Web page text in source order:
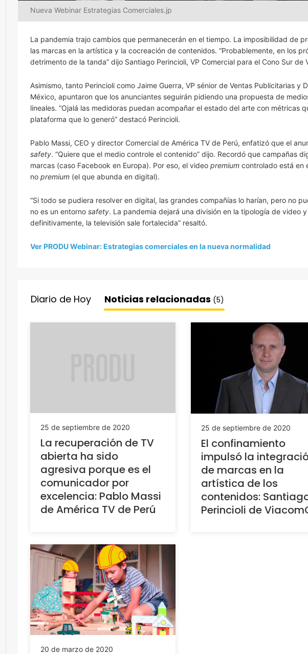
Nueva Webinar Estrategias Comerciales.jp
La pandemia trajo cambios que permanecerán en el tiempo. La imposibilidad de
las marcas en la artística y la cocreación de contenidos. “Probablemente, en los
detrimento de la tanda” dijo Santiago Perincioli, VP Comercial para el Cono Sur de
Asimismo, tanto Perincioli como Jaime Guerra, VP sénior de Ventas Publicitarias y
México, apuntaron que los anunciantes seguirán pidiendo una propuesta de
lineales. “Ojalá las medidoras puedan acompañar el estado del arte con métricas
plataforma que lo generó” destacó Perincioli.
Pablo Massi, CEO y director Comercial de América TV de Perú, enfatizó que el
safety. “Quiere que el medio controle el contenido” dijo. Recordó que campañas
marcas (caso Facebook en Europa). Por eso, el video premium controlado está en
no premium (el que abunda en digital).
“Si todo se pudiera resolver en digital, las grandes compañías lo harían, pero no
no es un entorno safety. La pandemia dejará una división en la tipología de video
definitivamente, la televisión sale fortalecida” resaltó.
Ver PRODU Webinar: Estrategias comerciales en la nueva normalidad
Diario de Hoy Noticias relacionadas (5)
25 de septiembre de 2020
La recuperación de TV
abierta ha sido
agresiva porque es el
comunicador por
excelencia: Pablo Massi
de América TV de Perú
25 de septiembre de 2020
El confinamiento
impulsó la
de marcas en la
artística de los
contenidos:
Perincioli de
20 de marzo de 2020